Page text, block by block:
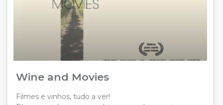
Wine and Movies
Filmes e vinhos, tudo a ver!